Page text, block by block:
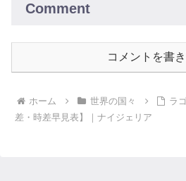
Comment
コメントを書
ホーム 世界の国々
ラ
差・時差早見表】｜ナイジェリア